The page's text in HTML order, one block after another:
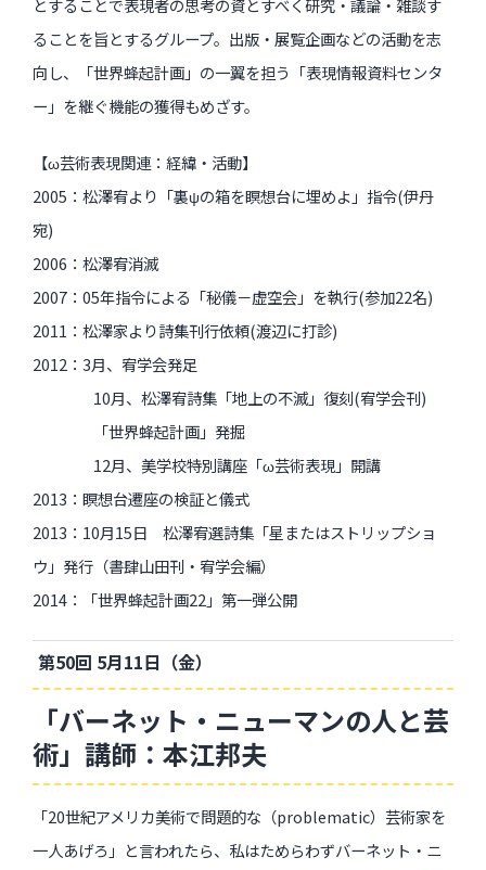
過去のオープン講座
過去の展覧会
配信中のオンライン講座
全ての記事ページ
ることを旨とするグループ。出版・展覧企画などの活動を志
向し、「世界蜂起計画」の一翼を担う「表現情報資料センタ
ー」を継ぐ機能の獲得もめざす。
【ω芸術表現関連：経緯・活動】
2005：松澤宥より「裏ψの箱を瞑想台に埋めよ」指令(伊丹
宛)
2006：松澤宥消滅
2007：05年指令による「秘儀－虚空会」を執行(参加22名)
2011：松澤家より詩集刊行依頼(渡辺に打診)
2012：3月、宥学会発足
10月、松澤宥詩集「地上の不滅」復刻(宥学会刊)
「世界蜂起計画」発掘
12月、美学校特別講座「ω芸術表現」開講
2013：瞑想台遷座の検証と儀式
2013：10月15日 松澤宥選詩集「星またはストリップショ
ウ」発行（書肆山田刊・宥学会編）
2014：「世界蜂起計画22」第一弾公開
第50回 5月11日（金）
「バーネット・ニューマンの人と芸
術」講師：本江邦夫
「20世紀アメリカ美術で問題的な（problematic）芸術家を
一人あげろ」と言われたら、私はためらわずバーネット・ニ